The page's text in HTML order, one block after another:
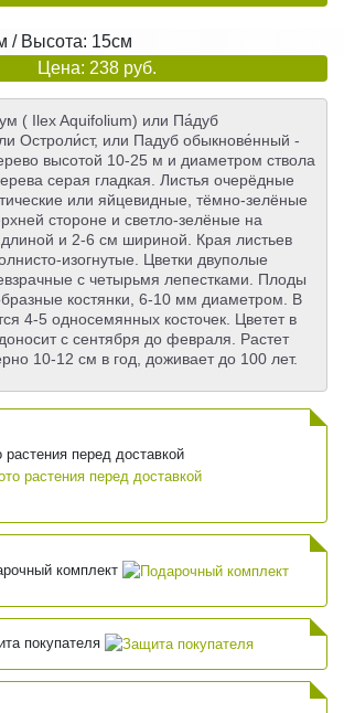
/ Высота: 15см
Цена: 238 руб.
( Ilex Aquifolium) или Па́дуб
Остроли́ст, или Падуб обыкнове́нный -
высотой 10-25 м и диаметром ствола
серая гладкая. Листья очерёдные
или яйцевидные, тёмно-зелёные
стороне и светло-зелёные на
и 2-6 см шириной. Края листьев
изогнутые. Цветки двуполые
с четырьмя лепестками. Плоды
костянки, 6-10 мм диаметром. В
4-5 односемянных косточек. Цветет в
с сентября до февраля. Растет
10-12 см в год, доживает до 100 лет.
растения перед доставкой
комплект
покупателя